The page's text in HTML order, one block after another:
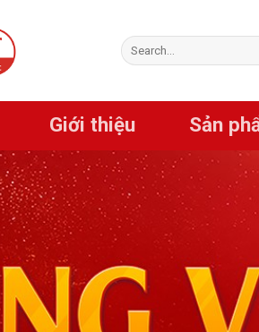
Search
for:
Giới thiệu Sản